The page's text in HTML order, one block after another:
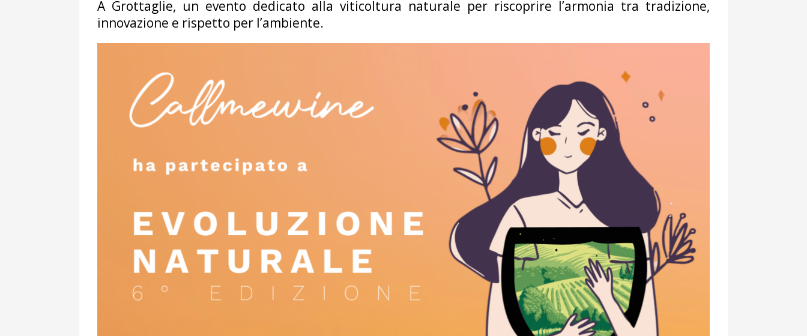
A Grottaglie, un evento dedicato alla viticoltura naturale per riscoprire l’armonia tra tradizione,
innovazione e rispetto per l’ambiente.